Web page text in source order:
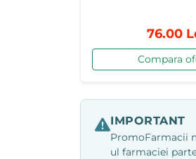
76.00
Compara
IMPORTANT
PromoFarmacii
ul farmaciei